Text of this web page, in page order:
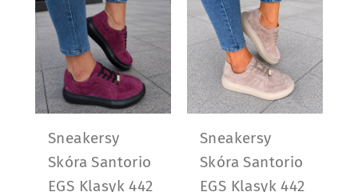
Sneakersy
Skóra Santorio
EGS Klasyk 442
Sneakersy
Skóra Santorio
EGS Klasyk 442